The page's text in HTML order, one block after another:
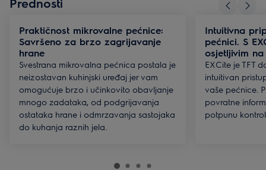
Praktičnost mikrovalne pećnice:
Savršeno za brzo zagrijavanje
hrane
Svestrana mikrovalna pećnica postala je
neizostavan kuhinjski uređaj jer vam
omogućuje brzo i učinkovito obavljanje
mnogo zadataka, od podgrijavanja
ostataka hrane i odmrzavanja sastojaka
do kuhanja raznih jela.
Intuitivna
pećnici. S
osjetljivim
EXCite je TFT
intuitivan
vaše pećnice.
povratne
potpunu